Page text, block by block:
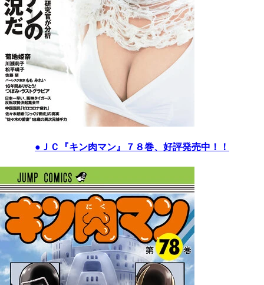
●ＪＣ『キン肉マン』７８巻、好評発売中！！